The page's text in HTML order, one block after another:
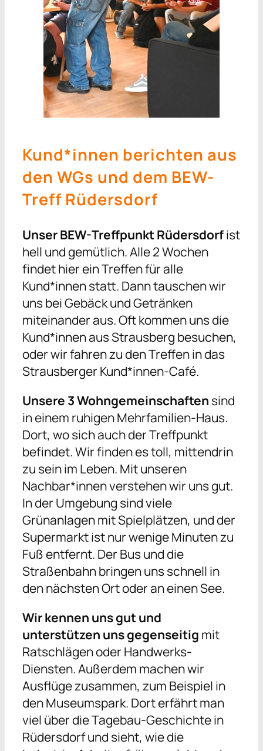
Kund*innen berichten aus
den WGs und dem BEW-
Treff Rüdersdorf
UnserBEW-Treffpunkt Rüdersdorfist
hell und gemütlich. Alle 2 Wochen
findet hier ein Treffen für alle
Kund*innen statt. Dann tauschen wir
uns bei Gebäck und Getränken
miteinander aus. Oft kommen uns die
Kund*innen aus Strausberg besuchen,
oder wir fahren zu den Treffen in das
Strausberger Kund*innen-Café.
Unsere 3 Wohngemeinschaften sind
in einem ruhigen Mehrfamilien-Haus.
Dort, wo sich auch der Treffpunkt
befindet. Wir finden es toll, mittendrin
zu sein im Leben. Mit unseren
Nachbar*innen verstehen wir uns gut.
In der Umgebung sind viele
Grünanlagen mit Spielplätzen, und der
Supermarkt ist nur wenige Minuten zu
Fuß entfernt. Der Bus und die
Straßenbahn bringen uns schnell in
den nächsten Ort oder an einen See.
Wir kennen uns gut und
unterstützen uns gegenseitig mit
Ratschlägen oder Handwerks-
Diensten. Außerdem machen wir
Ausflüge zusammen, zum Beispiel in
den Museumspark. Dort erfährt man
viel über die Tagebau-Geschichte in
Rüdersdorf und sieht, wie die